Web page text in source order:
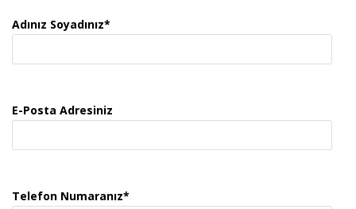
Adınız Soyadınız*
E-Posta Adresiniz
Telefon Numaranız*